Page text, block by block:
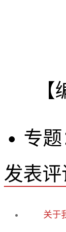
专题
发表评
关于